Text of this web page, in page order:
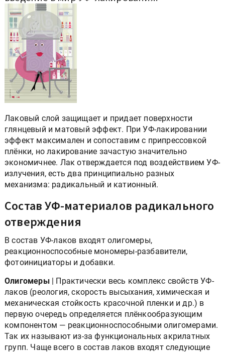
Лаковый слой защищает и придает поверхности
глянцевый и матовый эффект. При УФ-лакировании
эффект максимален и сопоставим с припрессовкой
плёнки, но лакирование зачастую значительно
экономичнее. Лак отверждается под воздействием УФ-
излучения, есть два принципиально разных
механизма: радикальный и катионный.
Состав УФ-материалов радикального
отверждения
В состав УФ-лаков входят олигомеры,
реакционноспособные мономеры-разбавители,
фотоинициаторы и добавки.
Олигомеры | Практически весь комплекс свойств УФ-
лаков (реология, скорость высыхания, химическая и
механическая стойкость красочной пленки и др.) в
первую очередь определяется плёнкообразующим
компонентом — реакционноспособными олигомерами.
Так их называют из-за функциональных акрилатных
групп. Чаще всего в состав лаков входят следующие